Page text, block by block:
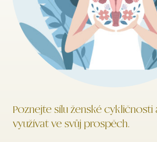
Poznejte sílu ženské cykličnosti
využívat ve svůj prospěch.